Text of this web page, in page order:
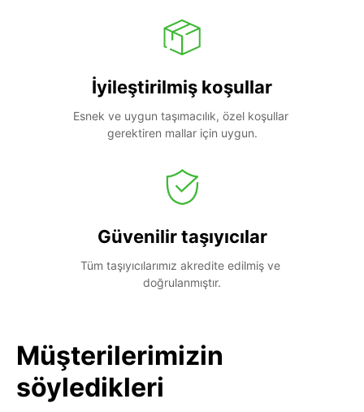
İyileştirilmiş koşullar
Esnek ve uygun taşımacılık, özel koşullar
gerektiren mallar için uygun.
Güvenilir taşıyıcılar
Tüm taşıyıcılarımız akredite edilmiş ve
doğrulanmıştır.
Müşterilerimizin
söyledikleri